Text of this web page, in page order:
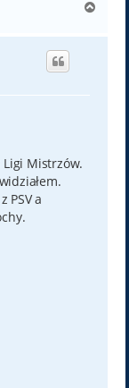
g
Mistrzów.
PSV a